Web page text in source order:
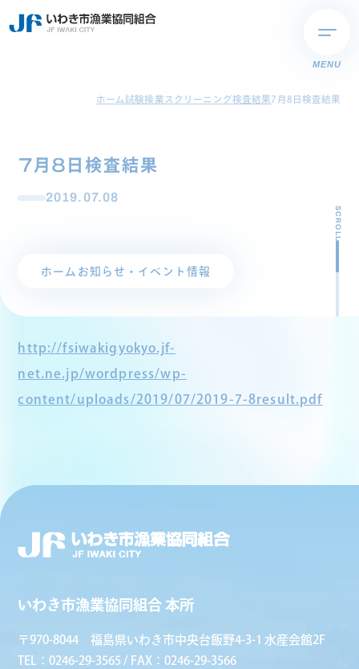
MENU
ホーム試験操業スクリーニング検査結果7月8日検査結果
7月8日検査結果
2019.07.08
ホーム お知らせ・イベント情報
SCROLL
http://fsiwakigyokyo.jf-
net.ne.jp/wordpress/wp-
content/uploads/2019/07/2019-7-8result.pdf
いわき市漁業協同組合 本所
〒970-8044 福島県いわき市中央台飯野4-3-1 水産会館2F
TEL：0246-29-3565 / FAX：0246-29-3566